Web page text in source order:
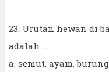
23. Urutan hewan di
adalah ....
a. semut, ayam, burung